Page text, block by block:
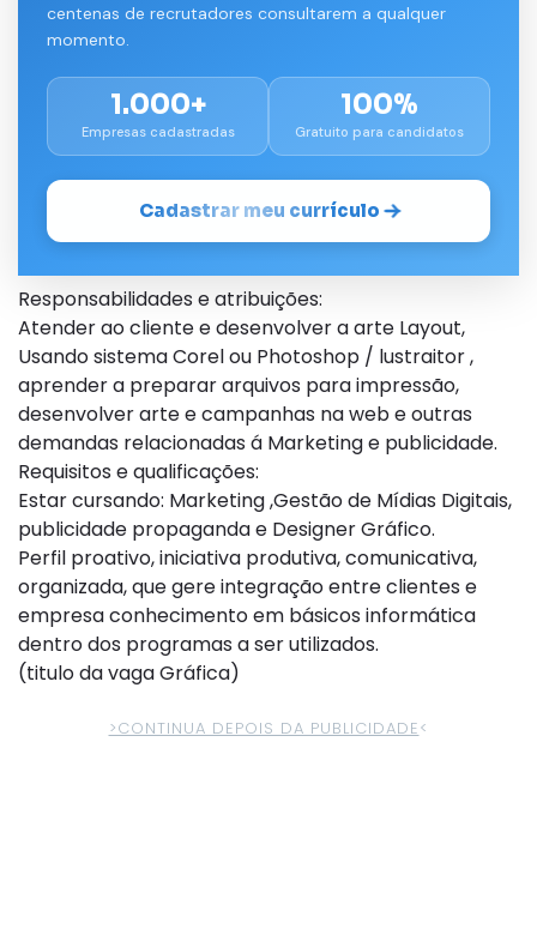
centenas de recrutadores consultarem a qualquer
momento.
1.000+
Empresas cadastradas
100%
Gratuito para candidatos
Cadastrar meu currículo
Responsabilidades e atribuições:
Atender ao cliente e desenvolver a arte Layout,
Usando sistema Corel ou Photoshop / lustraitor ,
aprender a preparar arquivos para impressão,
desenvolver arte e campanhas na web e outras
demandas relacionadas á Marketing e publicidade.
Requisitos e qualificações:
Estar cursando: Marketing ,Gestão de Mídias Digitais,
publicidade propaganda e Designer Gráfico.
Perfil proativo, iniciativa produtiva, comunicativa,
organizada, que gere integração entre clientes e
empresa conhecimento em básicos informática
dentro dos programas a ser utilizados.
(titulo da vaga Gráfica)
>CONTINUA DEPOIS DA PUBLICIDADE<